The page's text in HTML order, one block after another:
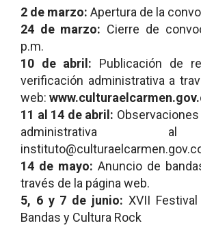
2 de marzo: Apertura de la
24 de marzo: Cierre de
p.m.
10 de abril: Publicación de
verificación administrativa a
web:
11 al 14 de abril:
administrativa
14 de mayo: Anuncio de
través de la página web.
5, 6 y 7 de junio: XVII
Bandas y Cultura Rock